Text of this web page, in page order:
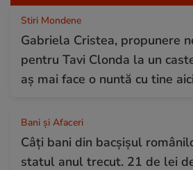
Stiri Mondene
Gabriela Cristea, propunere
pentru Tavi Clonda la un
aș mai face o nuntă cu tine
Bani și Afaceri
Câți bani din bacșișul
statul anul trecut. 21 de lei